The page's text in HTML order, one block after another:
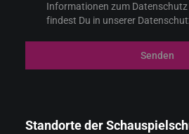
Informationen zum
findest Du in unserer
Senden
Standorte der